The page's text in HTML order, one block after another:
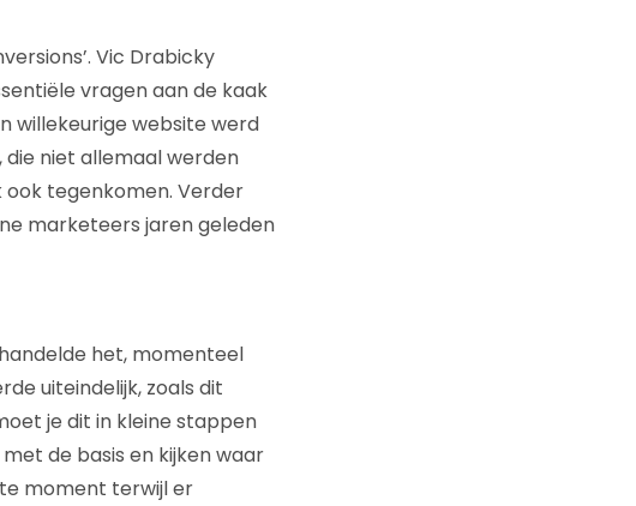
Vic Drabicky
vragen aan de kaak
willekeurige website werd
niet allemaal werden
tegenkomen. Verder
marketeers jaren geleden
het, momenteel
uiteindelijk, zoals dit
je dit in kleine stappen
de basis en kijken waar
moment terwijl er